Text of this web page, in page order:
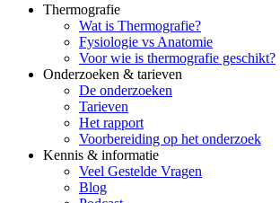
Thermografie
Wat is Thermografie?
Fysiologie vs Anatomie
Voor wie is thermografie geschikt?
Onderzoeken & tarieven
De onderzoeken
Tarieven
Het rapport
Voorbereiding op het onderzoek
Kennis & informatie
Veel Gestelde Vragen
Blog